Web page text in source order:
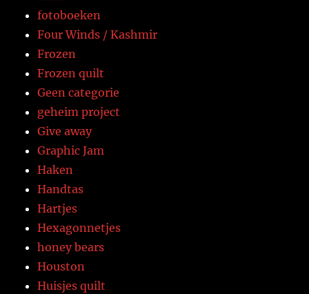
fotoboeken
Four Winds / Kashmir
Frozen
Frozen quilt
Geen categorie
geheim project
Give away
Graphic Jam
Haken
Handtas
Hartjes
Hexagonnetjes
honey bears
Houston
Huisjes quilt